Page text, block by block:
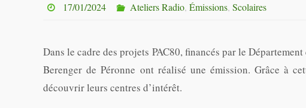
17/01/2024 Ateliers Radio, Émissions, Scolaires
Dans le cadre des projets PAC80, financés par le
Berenger de Péronne ont réalisé une émission. Grâce à
découvrir leurs centres d’intérêt.